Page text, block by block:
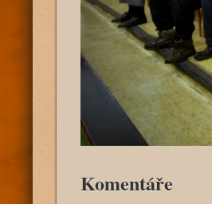
Komentáře